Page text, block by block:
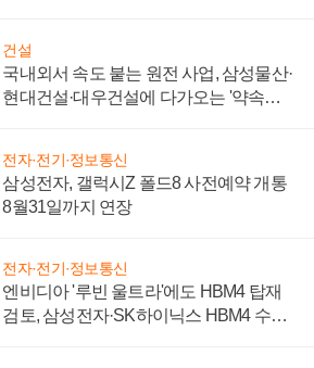
건설
국내외서 속도 붙는 원전 사업, 삼성물산·
현대건설·대우건설에 다가오는 '약속의
전자·전기·정보통신
삼성전자, 갤럭시Z 폴드8 사전예약 개통
8월31일까지 연장
전자·전기·정보통신
엔비디아 '루빈 울트라'에도 HBM4 탑재
검토, 삼성전자·SK하이닉스 HBM4 수율